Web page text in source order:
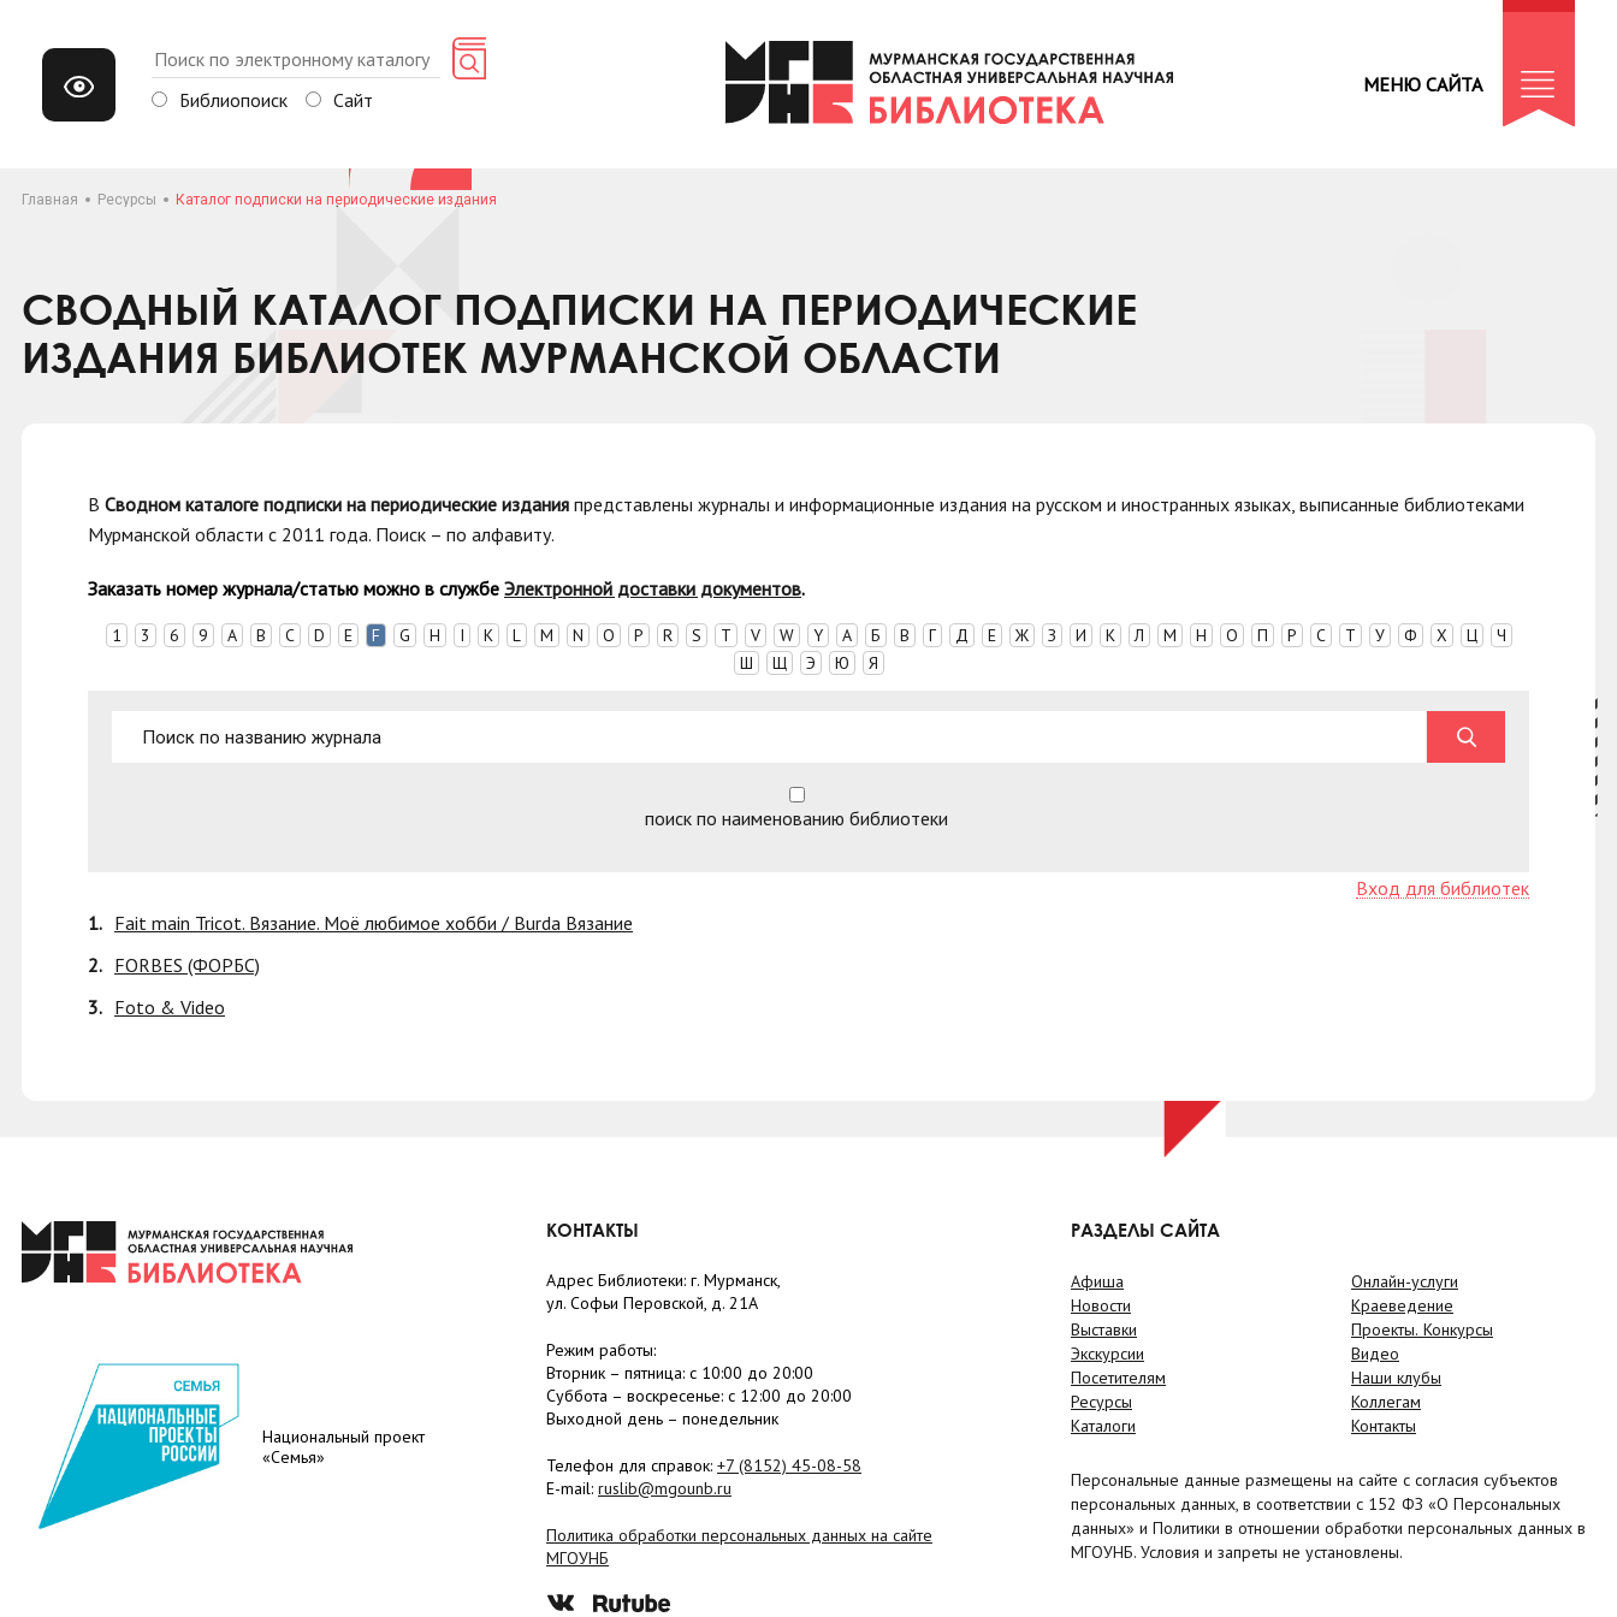
Библиопоиск Сайт
МЕНЮ САЙТА
Главная Ресурсы Каталог подписки на периодические издания
СВОДНЫЙ КАТАЛОГ ПОДПИСКИ НА ПЕРИОДИЧЕСКИЕ
ИЗДАНИЯ БИБЛИОТЕК МУРМАНСКОЙ ОБЛАСТИ
В Сводном каталоге подписки на периодические издания представлены журналы и информационные издания на русском и иностранных языках, выписанные библиотеками
Мурманской области с 2011 года. Поиск – по алфавиту.
Заказать номер журнала/статью можно в службе Электронной доставки документов.
1 3 6 9 A B C D E F G H I K L M N O P R S T V W Y А Б В Г Д Е Ж З И К Л М Н О П Р С Т У Ф Х Ц
Ч
Ш
Щ Э Ю Я
поиск по наименованию библиотеки
Вход для библиотек
1. Fait main Tricot. Вязание. Моё любимое хобби / Burda Вязание
2. FORBES (ФОРБС)
3. Foto & Video
Национальный проект
«Семья»
КОНТАКТЫ
Адрес Библиотеки: г. Мурманск,
ул. Софьи Перовской, д. 21А
Режим работы:
Вторник – пятница: с 10:00 до 20:00
Суббота – воскресенье: c 12:00 до 20:00
Выходной день – понедельник
Телефон для справок: +7 (8152) 45-08-58
E-mail: ruslib@mgounb.ru
Политика обработки персональных данных на сайте
МГОУНБ
РАЗДЕЛЫ САЙТА
Афиша
Новости
Выставки
Экскурсии
Посетителям
Ресурсы
Каталоги
Онлайн-услуги
Краеведение
Проекты. Конкурсы
Видео
Наши клубы
Коллегам
Контакты
Персональные данные размещены на сайте с согласия субъектов
персональных данных, в соответствии с 152 ФЗ «О Персональных
данных» и Политики в отношении обработки персональных данных в
МГОУНБ. Условия и запреты не установлены.